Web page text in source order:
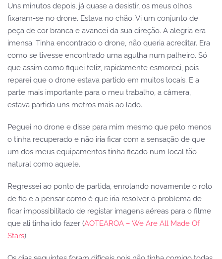
Uns minutos depois, já quase a desistir, os meus olhos
fixaram-se no drone. Estava no chão. Vi um conjunto de
peça de cor branca e avancei da sua direção. A alegria era
imensa. Tinha encontrado o drone, não queria acreditar. Era
como se tivesse encontrado uma agulha num palheiro. Só
que assim como fiquei feliz, rapidamente esmoreci, pois
reparei que o drone estava partido em muitos locais. E a
parte mais importante para o meu trabalho, a câmera,
estava partida uns metros mais ao lado.
Peguei no drone e disse para mim mesmo que pelo menos
o tinha recuperado e não iria ficar com a sensação de que
um dos meus equipamentos tinha ficado num local tão
natural como aquele.
Regressei ao ponto de partida, enrolando novamente o rolo
de fio e a pensar como é que iria resolver o problema de
ficar impossibilitado de registar imagens aéreas para o filme
que ali tinha ido fazer (AOTEAROA – We Are All Made Of
Stars).